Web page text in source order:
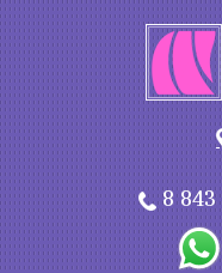
8 843